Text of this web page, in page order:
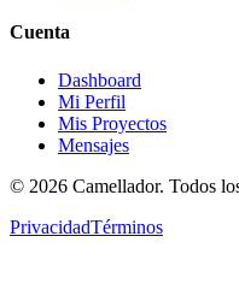
Cuenta
Dashboard
Mi Perfil
Mis Proyectos
Mensajes
© 2026 Camellador. Todos
PrivacidadTérminos